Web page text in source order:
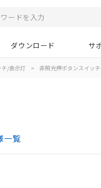
ダウンロード サ
/表示灯 > 非照光押ボタンスイッチ
一覧